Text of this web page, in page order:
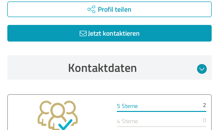
Profil teilen
Jetzt kontaktieren
Kontaktdaten
5 Sterne
2
4 Sterne
0